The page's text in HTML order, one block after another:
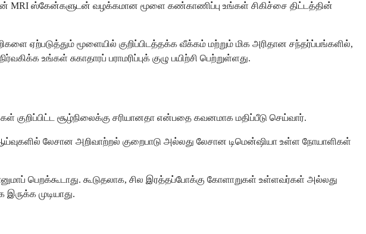
ஸ்கேன்களுடன் வழக்கமான மூளை கண்காணிப்பு உங்கள் சிகிச்சை திட்டத்தின்
ஏற்படுத்தும் மூளையில் குறிப்பிடத்தக்க வீக்கம் மற்றும் மிக அரிதான சந்தர்ப்பங்களில்,
உங்கள் சுகாதாரப் பராமரிப்புக் குழு பயிற்சி பெற்றுள்ளது.
சூழ்நிலைக்கு சரியானதா என்பதை கவனமாக மதிப்பீடு செய்வார்.
லேசான அறிவாற்றல் குறைபாடு அல்லது லேசான டிமென்ஷியா உள்ள நோயாளிகள்
பெறக்கூடாது. கூடுதலாக, சில இரத்தப்போக்கு கோளாறுகள் உள்ளவர்கள் அல்லது
முடியாது.